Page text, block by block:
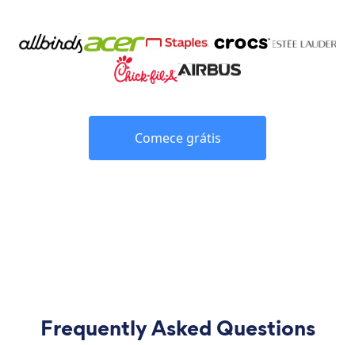
Comece grátis
Frequently Asked Questions